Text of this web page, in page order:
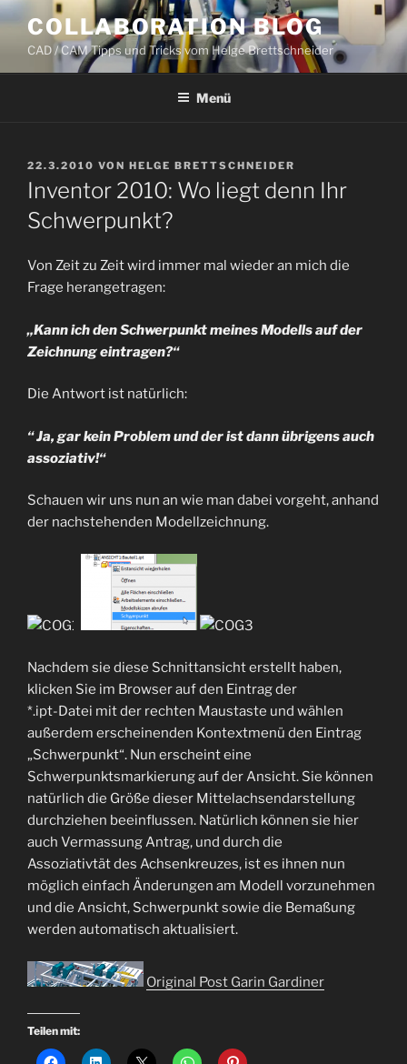
Zum
Inhalt
springen
COLLABORATION BLOG
CAD / CAM Tipps und Tricks vom Helge Brettschneider
Menü
VERÖFFENTLICHT
AM
22.3.2010 VON HELGE BRETTSCHNEIDER
Inventor 2010: Wo liegt denn Ihr
Schwerpunkt?
Von Zeit zu Zeit wird immer mal wieder an mich die
Frage herangetragen:
„Kann ich den Schwerpunkt meines Modells auf der
Zeichnung eintragen?“
Die Antwort ist natürlich:
“ Ja, gar kein Problem und der ist dann übrigens auch
assoziativ!“
Schauen wir uns nun an wie man dabei vorgeht, anhand
der nachstehenden Modellzeichnung.
Nachdem sie diese Schnittansicht erstellt haben,
klicken Sie im Browser auf den Eintrag der
*.ipt-Datei mit der rechten Maustaste und wählen
außerdem erscheinenden Kontextmenü den Eintrag
„Schwerpunkt“. Nun erscheint eine
Schwerpunktsmarkierung auf der Ansicht. Sie können
natürlich die Größe dieser Mittelachsendarstellung
durchziehen beeinflussen. Natürlich können sie hier
auch Vermassung Antrag, und durch die
Assoziativtät des Achsenkreuzes, ist es ihnen nun
möglich einfach Änderungen am Modell vorzunehmen
und die Ansicht, Schwerpunkt sowie die Bemaßung
werden automatisch aktualisiert.
Original Post Garin Gardiner
Teilen mit: